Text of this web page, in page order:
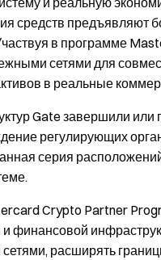
средств предъявляют
в программе
сетями для
в реальные
Gate завершили
регулирующих
серия
Crypto Partner
финансовой
расширять